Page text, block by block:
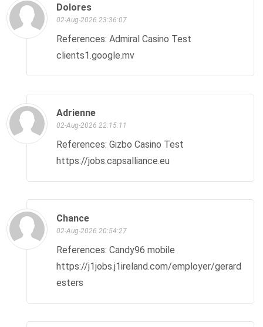
Dolores
02-Aug-2026 23:36:07
References: Admiral Casino Test
clients1.google.mv
Adrienne
02-Aug-2026 22:15:11
References: Gizbo Casino Test
https://jobs.capsalliance.eu
Chance
02-Aug-2026 20:54:27
References: Candy96 mobile
https://j1jobs.j1ireland.com/employer/gerard-
esters